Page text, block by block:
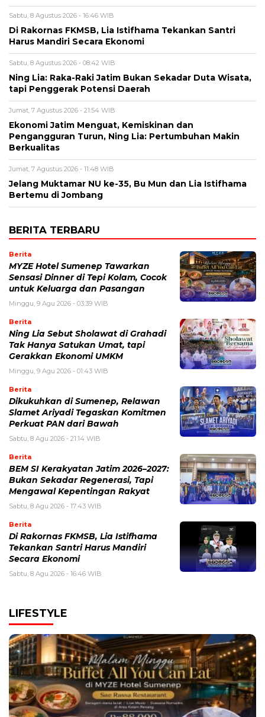
Sabtu, 8 Agustus 2026 - 16:46 WIB
Di Rakornas FKMSB, Lia Istifhama Tekankan Santri
Harus Mandiri Secara Ekonomi
Sabtu, 8 Agustus 2026 - 08:42 WIB
Ning Lia: Raka-Raki Jatim Bukan Sekadar Duta Wisata,
tapi Penggerak Potensi Daerah
Jumat, 7 Agustus 2026 - 21:54 WIB
Ekonomi Jatim Menguat, Kemiskinan dan
Pengangguran Turun, Ning Lia: Pertumbuhan Makin
Berkualitas
Jumat, 7 Agustus 2026 - 11:48 WIB
Jelang Muktamar NU ke-35, Bu Mun dan Lia Istifhama
Bertemu di Jombang
BERITA TERBARU
Berita
MYZE Hotel Sumenep Tawarkan
Sensasi Dinner di Tepi Kolam, Cocok
untuk Keluarga dan Pasangan
Minggu, 9 Agu 2026 - 03:39 WIB
Berita
Ning Lia Sebut Sholawat di Grahadi
Tak Hanya Satukan Umat, tapi
Gerakkan Ekonomi UMKM
Minggu, 9 Agu 2026 - 01:43 WIB
Berita
Dikukuhkan di Sumenep, Relawan
Slamet Ariyadi Tegaskan Komitmen
Perkuat PAN dari Bawah
Sabtu, 8 Agu 2026 - 21:14 WIB
Berita
BEM SI Kerakyatan Jatim 2026–2027:
Bukan Sekadar Regenerasi, Tapi
Mengawal Kepentingan Rakyat
Sabtu, 8 Agu 2026 - 17:43 WIB
Berita
Di Rakornas FKMSB, Lia Istifhama
Tekankan Santri Harus Mandiri
Secara Ekonomi
Sabtu, 8 Agu 2026 - 16:46 WIB
LIFESTYLE